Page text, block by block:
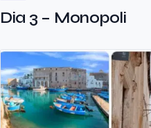
Dia 3 – Monopoli